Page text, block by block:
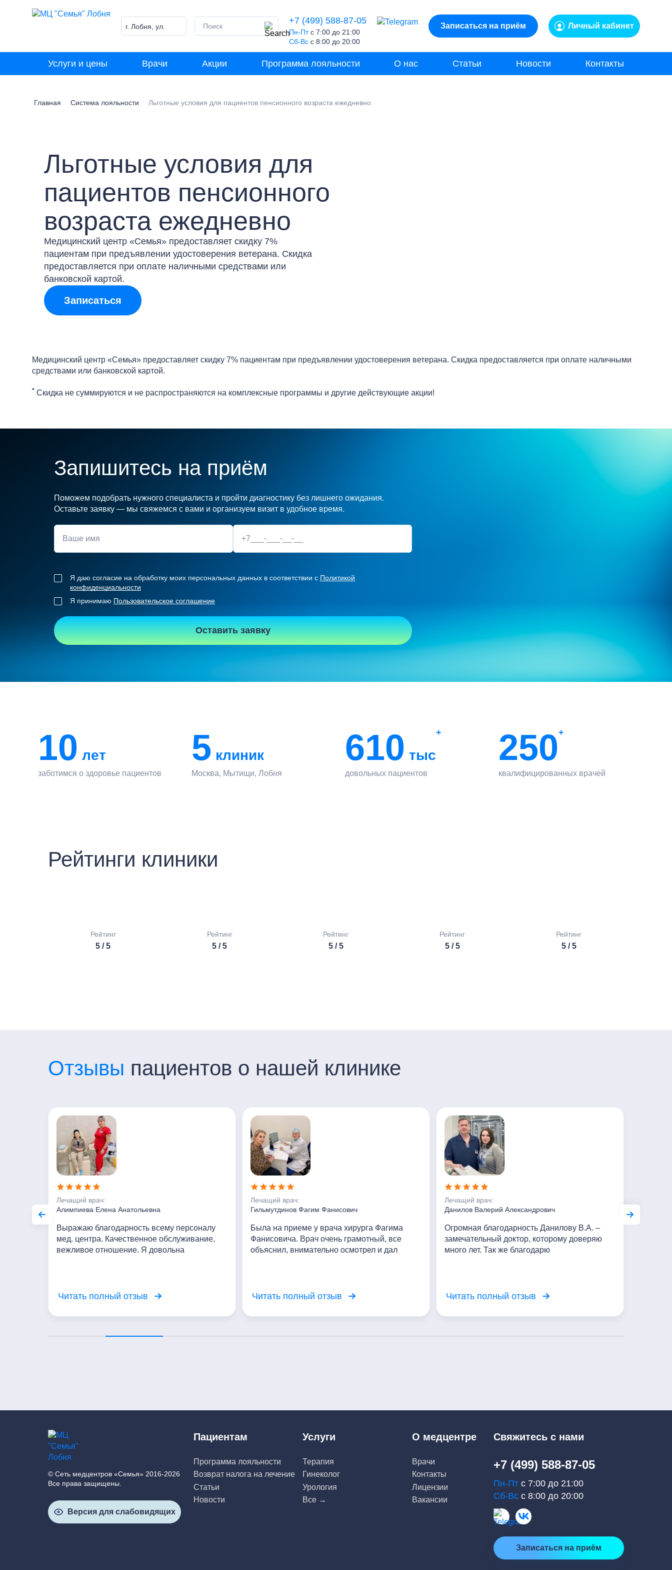
г. Лобня, ул.
Победы, 18
+7 (499) 588-87-05
Пн-Птс 7:00 до 21:00
Сб-Вс с 8:00 до 20:00
Записаться на приём Личный кабинет
Услуги и цены Врачи Акции Программа лояльности О нас Статьи Новости Контакты
Главная Система лояльности Льготные условия для пациентов пенсионного возраста ежедневно
Льготные условия для
пациентов пенсионного
возраста ежедневно
Медицинский центр «Семья» предоставляет скидку 7%
пациентам при предъявлении удостоверения ветерана. Скидка
предоставляется при оплате наличными средствами или
банковской картой.
Записаться
Медицинский центр «Семья» предоставляет скидку 7% пациентам при предъявлении удостоверения ветерана. Скидка предоставляется при оплате наличными
средствами или банковской картой.
* Скидка не суммируются и не распространяются на комплексные программы и другие действующие акции!
Запишитесь на приём
Поможем подобрать нужного специалиста и пройти диагностику без лишнего ожидания.
Оставьте заявку — мы свяжемся с вами и организуем визит в удобное время.
Я даю согласие на обработку моих персональных данных в соответствии с Политикой
конфиденциальности
Я принимаю Пользовательское соглашение
Оставить заявку
10 лет
заботимся о здоровье пациентов
5 клиник
Москва, Мытищи, Лобня
610 тыс
+
довольных пациентов
250+
квалифицированных врачей
Рейтинги клиники
Рейтинг
5 / 5
Рейтинг
5 / 5
Рейтинг
5 / 5
Рейтинг
5 / 5
Рейтинг
5 / 5
Отзывы пациентов о нашей клинике
Лечащий врач:
Алимпиева Елена Анатольевна
Выражаю благодарность всему персоналу
мед. центра. Качественное обслуживание,
вежливое отношение. Я довольна
Читать полный отзыв
Лечащий врач:
Гильмутдинов Фагим Фанисович
Была на приеме у врача хирурга Фагима
Фанисовича. Врач очень грамотный, все
объяснил, внимательно осмотрел и дал
Читать полный отзыв
Лечащий врач:
Данилов Валерий Александрович
Огромная благодарность Данилову В.А. –
замечательный доктор, которому доверяю
много лет. Так же благодарю
Читать полный отзыв
© Сеть медцентров «Семья» 2016-2026
Все права защищены.
Версия для слабовидящих
Пациентам
Программа лояльности
Возврат налога на лечение
Статьи
Новости
Услуги
Терапия
Гинеколог
Урология
Все →
О медцентре
Врачи
Контакты
Лицензии
Вакансии
Свяжитесь с нами
+7 (499) 588-87-05
Пн-Пт с 7:00 до 21:00
Сб-Вс с 8:00 до 20:00
Записаться на приём